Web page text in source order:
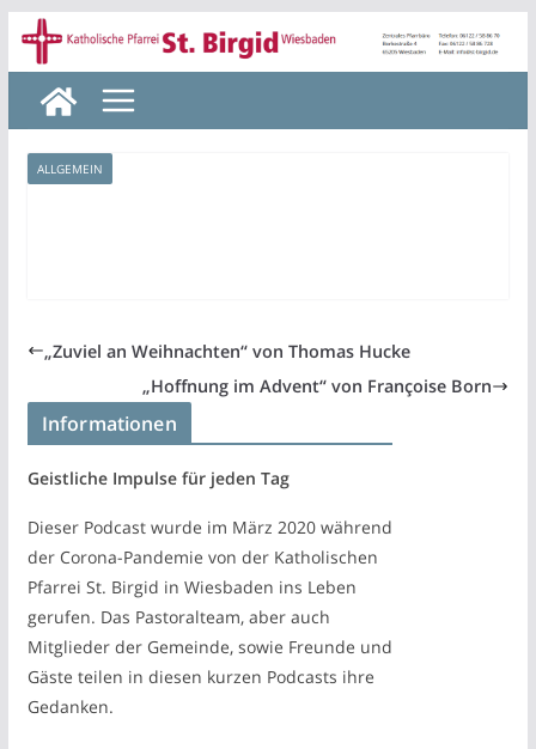
Zum
Inhalt
springen
ALLGEMEIN
„Zuviel an Weihnachten“ von Thomas Hucke
„Hoffnung im Advent“ von Françoise Born
Informationen
Geistliche Impulse für jeden Tag
Dieser Podcast wurde im März 2020 während
der Corona-Pandemie von der Katholischen
Pfarrei St. Birgid in Wiesbaden ins Leben
gerufen. Das Pastoralteam, aber auch
Mitglieder der Gemeinde, sowie Freunde und
Gäste teilen in diesen kurzen Podcasts ihre
Gedanken.